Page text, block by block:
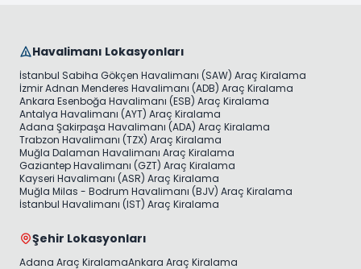
Havalimanı Lokasyonları
İstanbul Sabiha Gökçen Havalimanı (SAW) Araç Kiralama
İzmir Adnan Menderes Havalimanı (ADB) Araç Kiralama
Ankara Esenboğa Havalimanı (ESB) Araç Kiralama
Antalya Havalimanı (AYT) Araç Kiralama
Adana Şakirpaşa Havalimanı (ADA) Araç Kiralama
Trabzon Havalimanı (TZX) Araç Kiralama
Muğla Dalaman Havalimanı Araç Kiralama
Gaziantep Havalimanı (GZT) Araç Kiralama
Kayseri Havalimanı (ASR) Araç Kiralama
Muğla Milas - Bodrum Havalimanı (BJV) Araç Kiralama
İstanbul Havalimanı (IST) Araç Kiralama
Şehir Lokasyonları
Adana Araç KiralamaAnkara Araç Kiralama